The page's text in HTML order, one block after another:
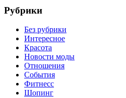
Рубрики
Без рубрики
Интересное
Красота
Новости моды
Отношения
События
Фитнесс
Шопинг